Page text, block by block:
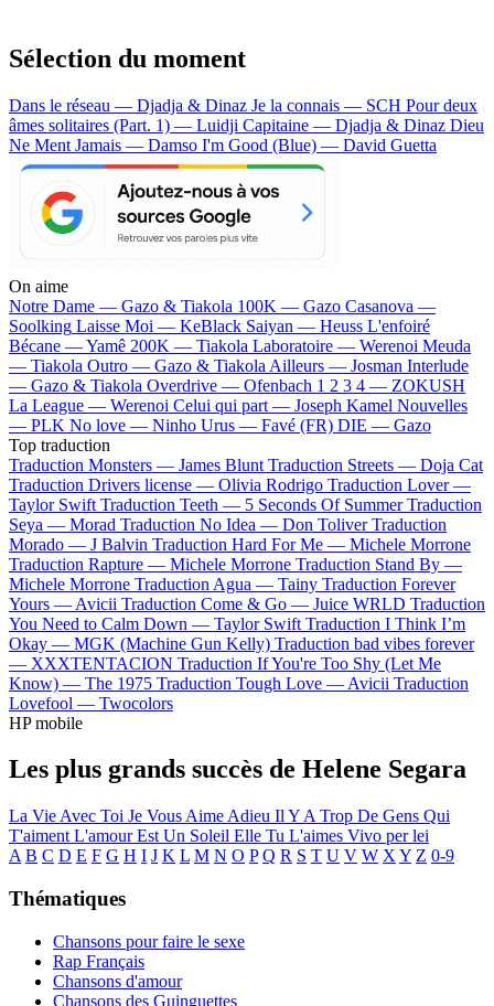
Sélection du moment
Dans le réseau — Djadja & Dinaz Je la connais — SCH Pour deux
âmes solitaires (Part. 1) — Luidji Capitaine — Djadja & Dinaz Dieu
Ne Ment Jamais — Damso I'm Good (Blue) — David Guetta
On aime
Notre Dame — Gazo & Tiakola 100K — Gazo Casanova —
Soolking Laisse Moi — KeBlack Saiyan — Heuss L'enfoiré
Bécane —Yamê 200K — Tiakola Laboratoire — Werenoi Meuda
— Tiakola Outro — Gazo & Tiakola Ailleurs — Josman Interlude
— Gazo & Tiakola Overdrive — Ofenbach 1 2 3 4 — ZOKUSH
La League — Werenoi Celui qui part — Joseph Kamel Nouvelles
— PLK No love — Ninho Urus — Favé (FR) DIE — Gazo
Top traduction
Traduction Monsters — James Blunt Traduction Streets — Doja Cat
Traduction Drivers license — Olivia Rodrigo Traduction Lover —
Taylor Swift Traduction Teeth — 5 Seconds Of Summer Traduction
Seya — Morad Traduction No Idea — Don Toliver Traduction
Morado — J Balvin Traduction Hard For Me — Michele Morrone
Traduction Rapture — Michele Morrone Traduction Stand By —
Michele Morrone Traduction Agua — Tainy Traduction Forever
Yours — Avicii Traduction Come & Go — Juice WRLD Traduction
You Need to Calm Down — Taylor Swift Traduction I Think I’m
Okay — MGK (Machine Gun Kelly) Traduction bad vibes forever
— XXXTENTACION Traduction If You're Too Shy (Let Me
Know) — The 1975 Traduction Tough Love — Avicii Traduction
Lovefool — Twocolors
HP mobile
Les plus grands succès de Helene Segara
La Vie Avec Toi Je Vous Aime Adieu Il Y A Trop De Gens Qui
T'aiment L'amour Est Un Soleil Elle Tu L'aimes Vivo per lei
A B C D E F G H I J K L M N O P Q R S T U V W X Y Z 0-9
Thématiques
Chansons pour faire le sexe
Rap Français
Chansons d'amour
Chansons des Guinguettes